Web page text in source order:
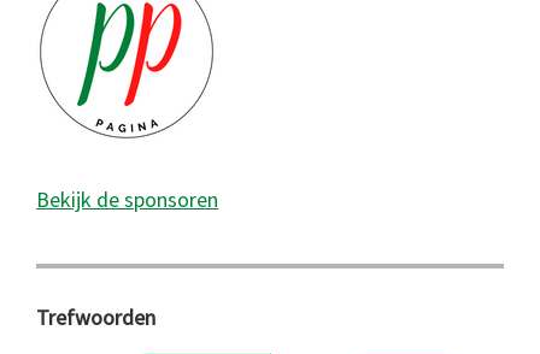
Bekijk de sponsoren
Trefwoorden